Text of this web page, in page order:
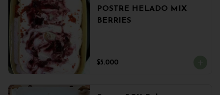
POSTRE HELADO MIX
BERRIES
$5.000